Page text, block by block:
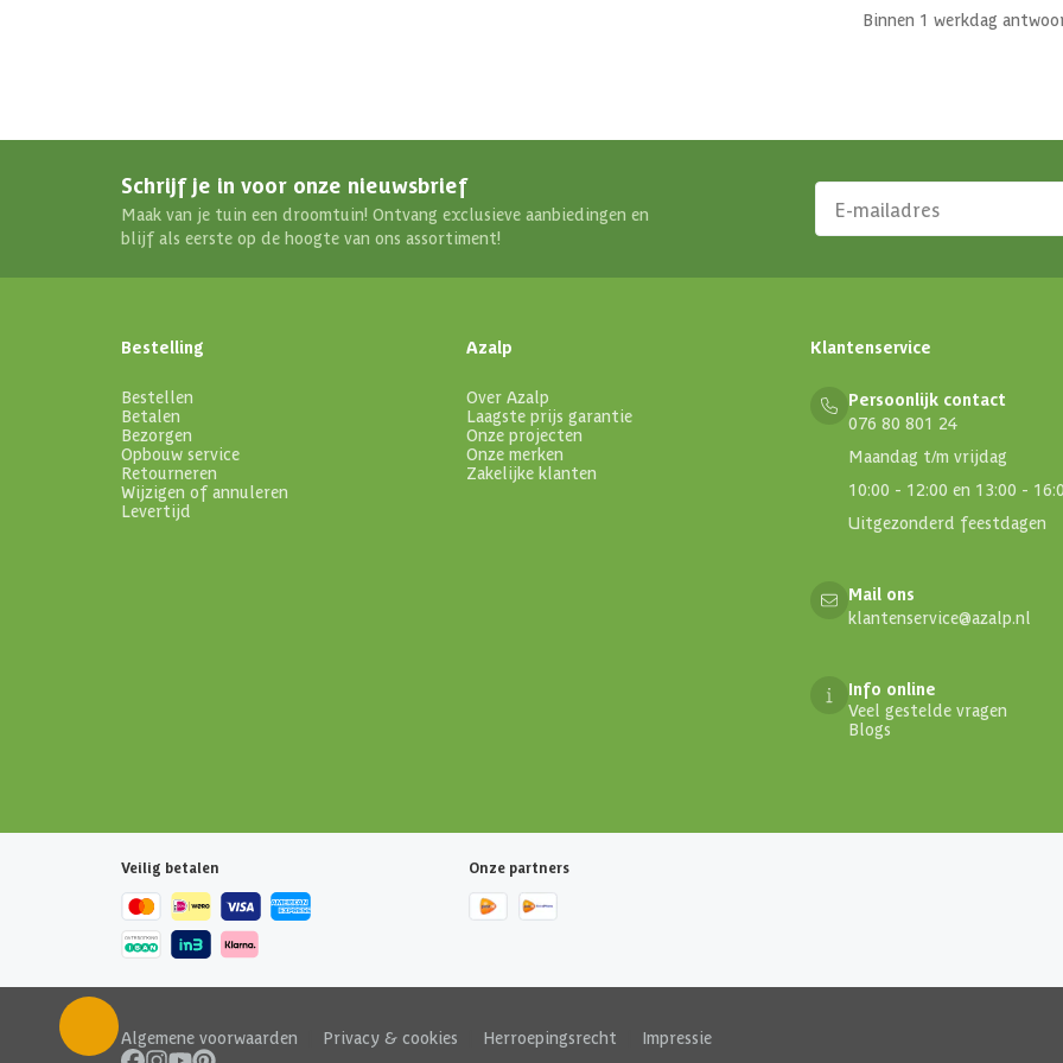
Binnen 1 werkdag
Schrijf je in voor onze nieuwsbrief
Maak van je tuin een droomtuin! Ontvang exclusieve aanbiedingen en
blijf als eerste op de hoogte van ons assortiment!
Bestelling
Bestellen
Betalen
Bezorgen
Opbouw service
Retourneren
Wijzigen of annuleren
Levertijd
Azalp
Over Azalp
Laagste prijs garantie
Onze projecten
Onze merken
Zakelijke klanten
Klantenservice
Persoonlijk contact
076 80 801 24
Maandag t/m vrijdag
10:00 - 12:00 en 13:00 -
Uitgezonderd feestdagen
Mail ons
klantenservice@azalp.nl
Info online
Veel gestelde vragen
Blogs
Veilig betalen Onze partners
Algemene voorwaarden Privacy & cookies Herroepingsrecht Impressie